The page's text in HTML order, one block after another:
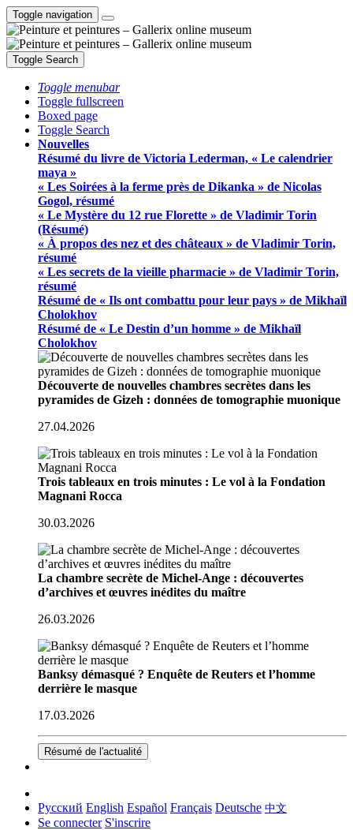
Toggle navigation
Toggle Search
Toggle menubar
Toggle fullscreen
Boxed page
Toggle Search
Nouvelles
Résumé du livre de Victoria Lederman, « Le calendrier
maya »
« Les Soirées à la ferme près de Dikanka » de Nicolas
Gogol, résumé
« Le Mystère du 12 rue Florette » de Vladimir Torin
(Résumé)
« À propos des nez et des châteaux » de Vladimir Torin,
résumé
« Les secrets de la vieille pharmacie » de Vladimir Torin,
résumé
Résumé de « Ils ont combattu pour leur pays » de Mikhaïl
Cholokhov
Résumé de « Le Destin d’un homme » de Mikhaïl
Cholokhov
Découverte de nouvelles chambres secrètes dans les
pyramides de Gizeh : données de tomographie muonique
27.04.2026
Trois tableaux en trois minutes : Le vol à la Fondation
Magnani Rocca
30.03.2026
La chambre secrète de Michel-Ange : découvertes
d’archives et œuvres inédites du maître
26.03.2026
Banksy démasqué ? Enquête de Reuters et l’homme
derrière le masque
17.03.2026
Résumé de l'actualité
Русский English Español Français Deutsche 中文
Se connecter S'inscrire